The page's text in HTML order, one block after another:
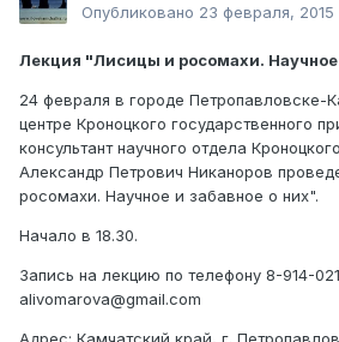
Опубликовано 23 февраля, 2015
Лекция "Лисицы и росомахи. Научное
24 февраля в городе Петропавловске-
центре Кроноцкого государственного
консультант научного отдела
Александр Петрович Никаноров
росомахи. Научное и забавное о них".
Начало в 18.30.
Запись на лекцию по телефону 8-914-
alivomarova@gmail.com